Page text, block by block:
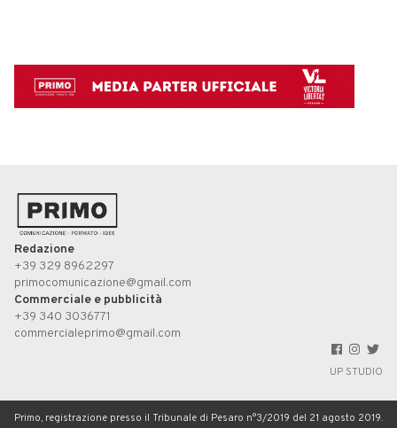
Redazione
+39 329 8962297
primocomunicazione@gmail.com
Commerciale e pubblicità
+39 340 3036771
commercialeprimo@gmail.com
UP STUDIO
Primo, registrazione presso il Tribunale di Pesaro n°3/2019 del 21 agosto 2019.